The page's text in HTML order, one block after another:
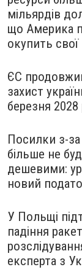
мільярдів
що Америка
окупить
ЄС
захист
березня 2028
Посилки з-
більше не
дешевими:
новий
У Польщі
падіння
експерта з